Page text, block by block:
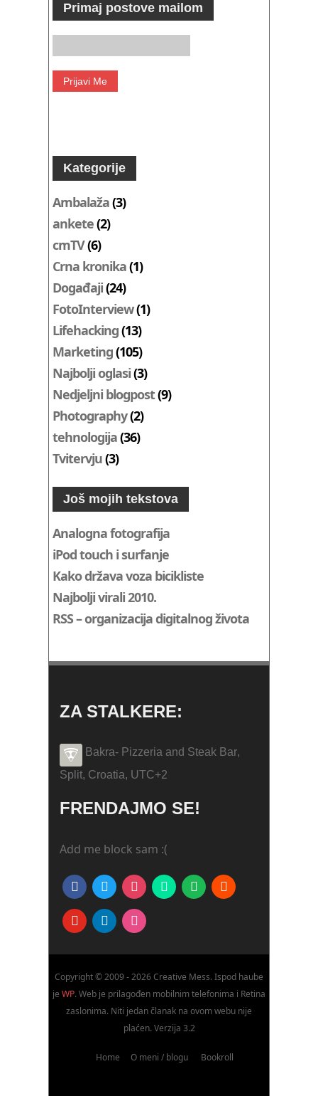
Primaj postove mailom
Kategorije
Ambalaža(3)
ankete(2)
cmTV(6)
Crna kronika(1)
Događaji(24)
FotoInterview(1)
Lifehacking(13)
Marketing(105)
Najbolji oglasi(3)
Nedjeljni blogpost(9)
Photography(2)
tehnologija(36)
Tvitervju(3)
Još mojih tekstova
Analogna fotografija
iPod touch i surfanje
Kako država voza bicikliste
Najbolji virali 2010.
RSS – organizacija digitalnog života
ZA STALKERE:
Bakra- Pizzeria and Steak Bar,
Split, Croatia, UTC+2
FRENDAJMO SE!
Add me block sam :(
facebook
twitter instagramdeviantartspotifystrava
youtubelinkedindribbble
Copyright © 2009 - 2026 Creative Mess. Ispod haube
je WP. Web je prilagođen mobilnim telefonima i Retina
zaslonima. Niti jedan članak na ovom webu nije
plaćen. Verzija 3.2
Home O meni / blogu Bookroll